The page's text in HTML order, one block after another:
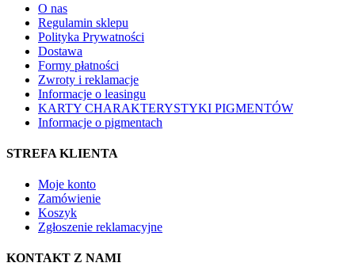
O nas
Regulamin sklepu
Polityka Prywatności
Dostawa
Formy płatności
Zwroty i reklamacje
Informacje o leasingu
KARTY CHARAKTERYSTYKI PIGMENTÓW
Informacje o pigmentach
STREFA KLIENTA
Moje konto
Zamówienie
Koszyk
Zgłoszenie reklamacyjne
KONTAKT Z NAMI